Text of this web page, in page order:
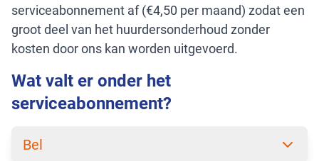
serviceabonnement af (€4,50 per maand) zodat een
groot deel van het huurdersonderhoud zonder
kosten door ons kan worden uitgevoerd.
Wat valt er onder het
serviceabonnement?
Bel